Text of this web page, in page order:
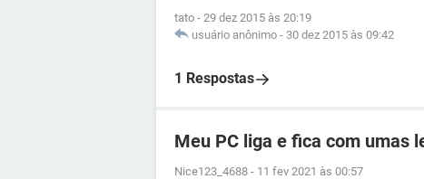
tato - 29 dez 2015 às 20:19
usuário anônimo - 30 dez 2015 às 09:42
1 Respostas
Meu PC liga e fica com umas
Nice123_4688 - 11 fev 2021 às 00:57